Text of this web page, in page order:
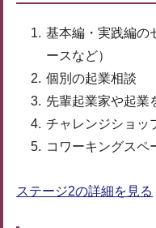
基本編・実践編の
ースなど）
個別の起業相談
先輩起業家や起業
チャレンジショッ
コワーキングスペ
ステージ2の詳細を見る